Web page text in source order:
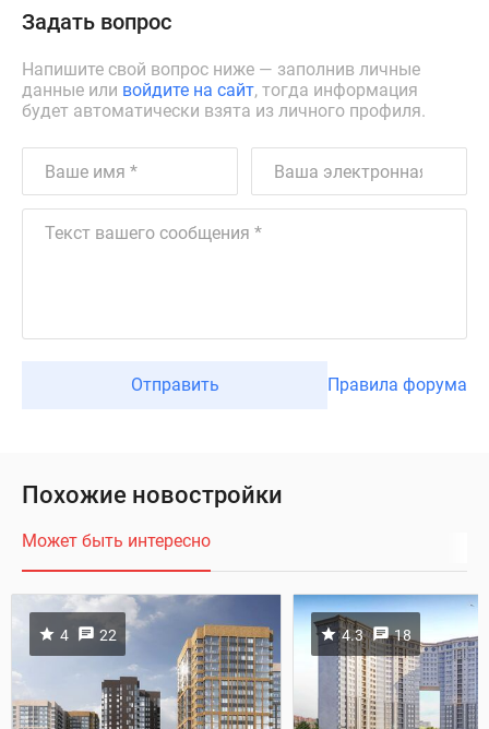
Задать вопрос
Напишите свой вопрос ниже — заполнив личные
данные или войдите на сайт, тогда информация
будет автоматически взята из личного профиля.
Отправить Правила форума
Похожие новостройки
Может быть интересно
4 22 4.3 18